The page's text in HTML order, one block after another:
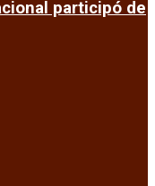
participó de